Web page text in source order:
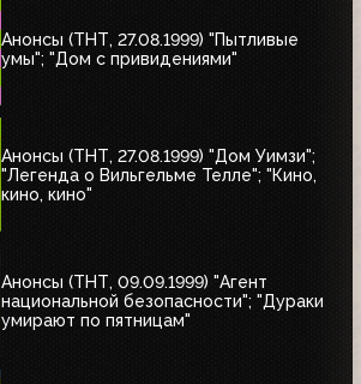
Анонсы (ТНТ, 27.08.1999) "Пытливые
умы"; "Дом с привидениями"
Анонсы (ТНТ, 27.08.1999) "Дом Уимзи";
"Легенда о Вильгельме Телле"; "Кино,
кино, кино"
Анонсы (ТНТ, 09.09.1999) "Агент
национальной безопасности"; "Дураки
умирают по пятницам"